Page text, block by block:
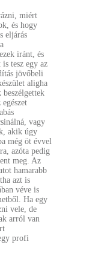
miért
és hogy
eljárás
iránt, és
tesz egy az
jövőbeli
aligha
vagy
akik úgy
még öt évvel
azóta pedig
meg. Az
hamarabb
azt is
véve is
Ha egy
vele, de
arról van
profi